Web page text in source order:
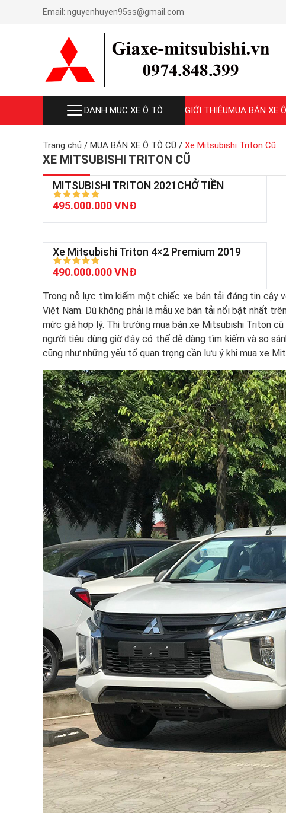
Email: nguyenhuyen95ss@gmail.com
DANH MỤC XE Ô TÔ GIỚI THIỆUMUA BÁN XE
Trang chủ / MUA BÁN XE Ô TÔ CŨ / Xe Mitsubishi Triton Cũ
XE MITSUBISHI TRITON CŨ
MITSUBISHI TRITON 2021CHỞ TIỀN
495.000.000 VNĐ
Xe Mitsubishi Triton 4×2 Premium 2019
490.000.000 VNĐ
Trong nỗ lực tìm kiếm một chiếc xe bán tải đáng tin cậy
Việt Nam. Dù không phải là mẫu xe bán tải nổi bật nhất
mức giá hợp lý. Thị trường mua bán xe Mitsubishi Triton
người tiêu dùng giờ đây có thể dễ dàng tìm kiếm và so
cũng như những yếu tố quan trọng cần lưu ý khi mua xe